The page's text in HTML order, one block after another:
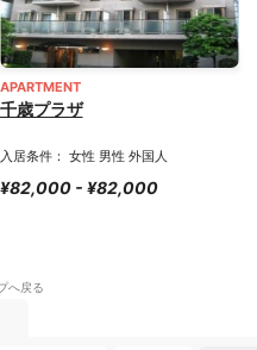
APARTMENT
千歳プラザ
入居条件： 女性 男性 外国人
¥82,000 - ¥82,000